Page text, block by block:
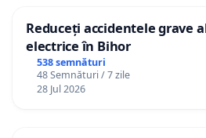
Reduceți accidentele grave
electrice în Bihor
538 semnături
48 Semnături / 7 zile
28 Jul 2026